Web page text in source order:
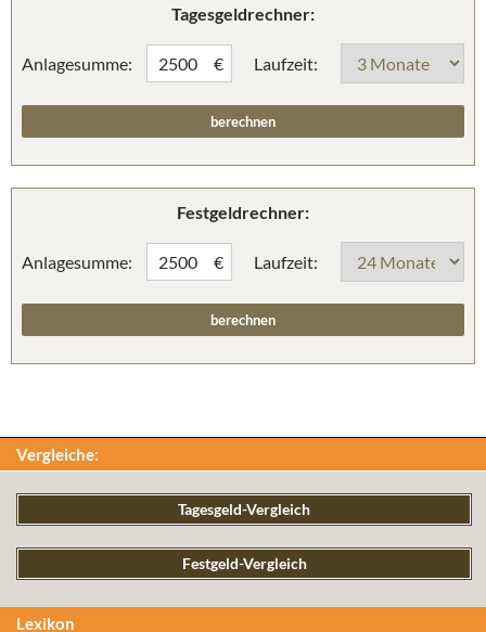
Tagesgeldrechner:
Anlagesumme: € Laufzeit:
Festgeldrechner:
Anlagesumme: € Laufzeit:
Vergleiche:
Tagesgeld-Vergleich
Festgeld-Vergleich
Lexikon